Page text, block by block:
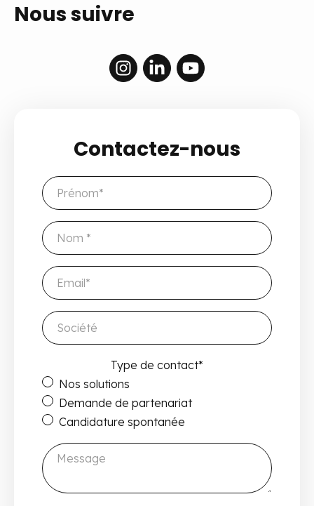
Nous suivre
Contactez-nous
Type de contact*
Nos solutions
Demande de partenariat
Candidature spontanée